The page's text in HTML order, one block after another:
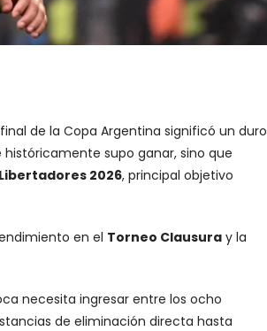
de la Copa Argentina significó un duro
supo ganar, sino que
2026, principal objetivo
en el Torneo Clausuray la
necesita ingresar entre los ocho
de eliminación directa hasta